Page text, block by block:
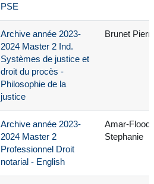
PSE
Archive année 2023-
2024 Master 2 Ind.
Systèmes de justice et
droit du procès -
Philosophie de la
justice
Brunet
Archive année 2023-
2024 Master 2
Professionnel Droit
notarial - English
Amar-Flood
Stephanie